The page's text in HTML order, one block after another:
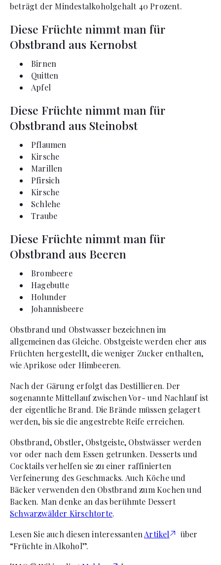
beträgt der Mindestalkoholgehalt 40 Prozent.
Diese Früchte nimmt man für
Obstbrand aus Kernobst
Birnen
Quitten
Apfel
Diese Früchte nimmt man für
Obstbrand aus Steinobst
Pflaumen
Kirsche
Marillen
Pfirsich
Kirsche
Schlehe
Traube
Diese Früchte nimmt man für
Obstbrand aus Beeren
Brombeere
Hagebutte
Holunder
Johannisbeere
Obstbrand und Obstwasser bezeichnen im
allgemeinen das Gleiche. Obstgeiste werden eher aus
Früchten hergestellt, die weniger Zucker enthalten,
wie Aprikose oder Himbeeren.
Nach der Gärung erfolgt das Destillieren. Der
sogenannte Mittellauf zwischen Vor- und Nachlauf ist
der eigentliche Brand. Die Brände müssen gelagert
werden, bis sie die angestrebte Reife erreichen.
Obstbrand, Obstler, Obstgeiste, Obstwässer werden
vor oder nach dem Essen getrunken. Desserts und
Cocktails verhelfen sie zu einer raffinierten
Verfeinerung des Geschmacks. Auch Köche und
Bäcker verwenden den Obstbrand zum Kochen und
Backen. Man denke an das berühmte Dessert
Schwarzwälder Kirschtorte.
Lesen Sie auch diesen interessanten Artikel
über
“Früchte in Alkohol”.